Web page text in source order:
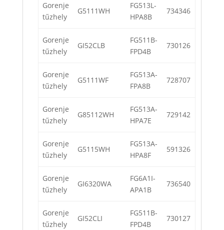
Gorenje
tűzhely
G5111WH
FG513L-
HPA8B
734346
Gorenje
tűzhely
GI52CLB
FG511B-
FPD4B
730126
Gorenje
tűzhely
G5111WF
FG513A-
FPA8B
728707
Gorenje
tűzhely
G85112WH
FG513A-
HPA7E
729142
Gorenje
tűzhely
G5115WH
FG513A-
HPA8F
591326
Gorenje
tűzhely
GI6320WA
FG6A1I-
APA1B
736540
Gorenje
tűzhely
GI52CLI
FG511B-
FPD4B
730127